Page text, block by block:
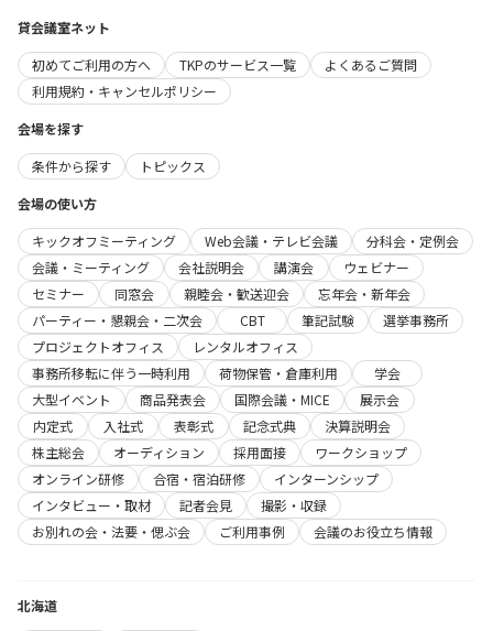
貸会議室ネット
初めてご利用の方へ
TKPのサービス一覧
よくあるご質問
利用規約・キャンセルポリシー
会場を探す
条件から探す
トピックス
会場の使い方
キックオフミーティング
Web会議・テレビ会議
分科会・定例会
会議・ミーティング
会社説明会 講演会
ウェビナー
セミナー
同窓会 親睦会・歓送迎会
忘年会・新年会
パーティー・懇親会・二次会
CBT 筆記試験
選挙事務所
プロジェクトオフィス
レンタルオフィス
事務所移転に伴う一時利用
荷物保管・倉庫利用
学会
大型イベント
商品発表会 国際会議・MICE
展示会
内定式
入社式 表彰式 記念式典
決算説明会
株主総会
オーディション 採用面接
ワークショップ
オンライン研修
合宿・宿泊研修
インターンシップ
インタビュー・取材
記者会見
撮影・収録
お別れの会・法要・偲ぶ会
ご利用事例 会議のお役立ち情報
北海道